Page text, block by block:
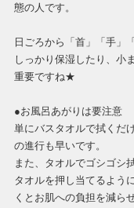
態の人です。
日ごろから「首」「手」
しっかり保湿したり、小
重要ですね★
●お風呂あがりは要注意
単にバスタオルで拭くだ
の進行も早いです。
また、タオルでゴシゴシ
タオルを押し当てるよう
くとお肌への負担を減ら